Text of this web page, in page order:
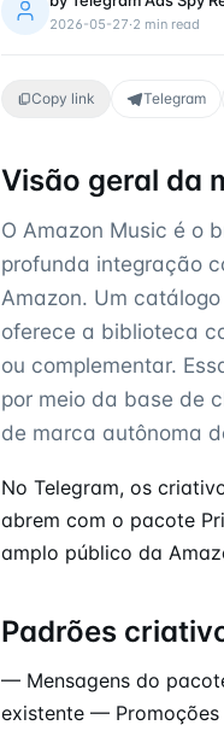
2026-05-27·2 min read
Copy link Telegram
Visão geral da
O Amazon Music é o
profunda integração
Amazon. Um
oferece a biblioteca
ou complementar.
por meio da base de
de marca autônoma
No Telegram, os
abrem com o pacote
amplo público da
Padrões
— Mensagens do
existente —